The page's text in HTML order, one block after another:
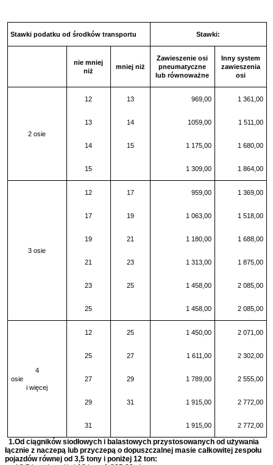
Stawki podatku od środków transportu Stawki:
nie mniej
niż
mniej niż
Zawieszenie osi
pneumatyczne
lub równoważne
Inny system
zawieszenia
osi
2 osie
12 13 969,00 1 361,00
13 14 1059,00 1 511,00
14 15 1 175,00 1 680,00
15 1 309,00 1 864,00
3 osie
12 17 959,00 1 369,00
17 19 1 063,00 1 518,00
19 21 1 180,00 1 688,00
21 23 1 313,00 1 875,00
23 25 1 458,00 2 085,00
25 1 458,00 2 085,00
4
osie
i więcej
12 25 1 450,00 2 071,00
25 27 1 611,00 2 302,00
27 29 1 789,00 2 555,00
29 31 1 915,00 2 772,00
31 1 915,00 2 772,00
1.Od ciągników siodłowych i balastowych przystosowanych od używania
łącznie z naczepą lub przyczepą o dopuszczalnej masie całkowitej zespołu
pojazdów równej od 3,5 tony i poniżej 12 ton: